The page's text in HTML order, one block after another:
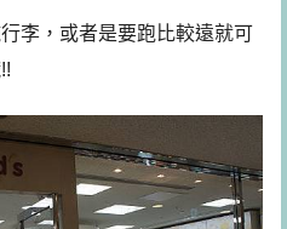
李，或者是要跑比較遠就可